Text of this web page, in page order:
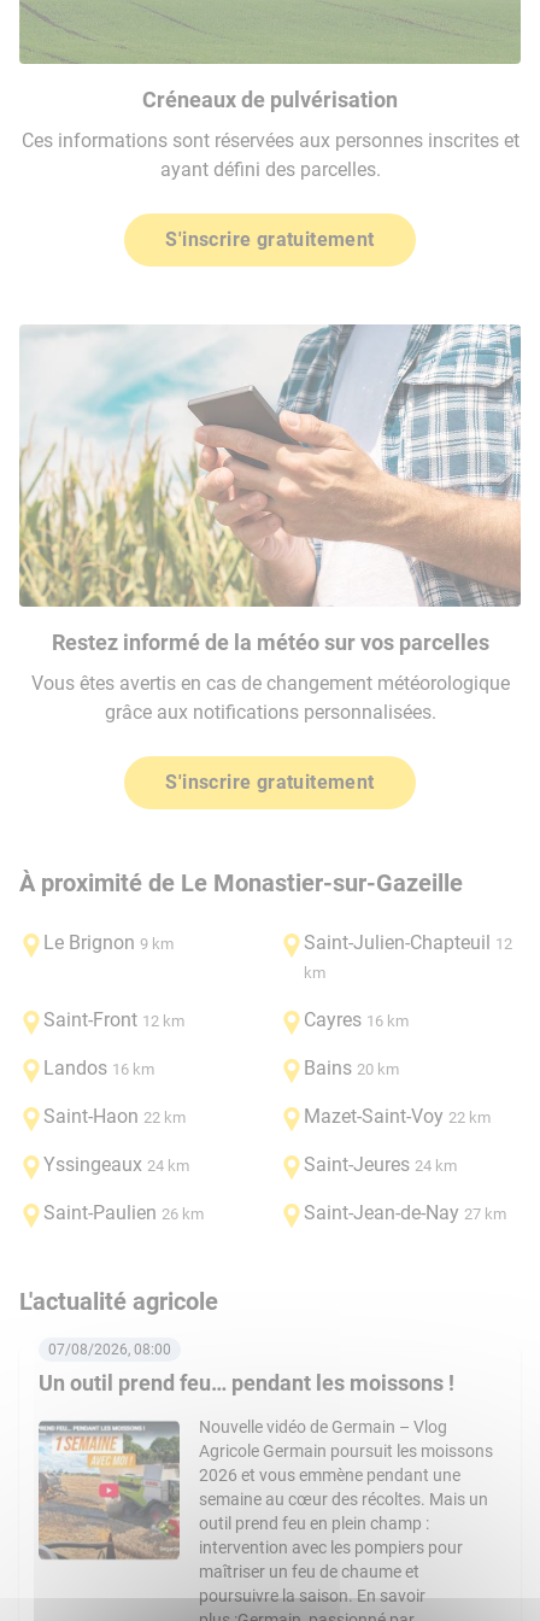
Créneaux de pulvérisation
Ces informations sont réservées aux personnes inscrites et
ayant défini des parcelles.
S'inscrire gratuitement
Restez informé de la météo sur vos parcelles
Vous êtes avertis en cas de changement météorologique
grâce aux notifications personnalisées.
S'inscrire gratuitement
À proximité de Le Monastier-sur-Gazeille
Le Brignon 9 km Saint-Julien-Chapteuil 12
km
Saint-Front 12 km Cayres 16 km
Landos 16 km Bains 20 km
Saint-Haon 22 km Mazet-Saint-Voy 22 km
Yssingeaux 24 km Saint-Jeures 24 km
Saint-Paulien 26 km Saint-Jean-de-Nay 27 km
L'actualité agricole
Un outil prend feu… pendant les moissons !
07/08/2026, 08:00
Nouvelle vidéo de Germain – Vlog
Agricole Germain poursuit les moissons
2026 et vous emmène pendant une
semaine au cœur des récoltes. Mais un
outil prend feu en plein champ :
intervention avec les pompiers pour
maîtriser un feu de chaume et
poursuivre la saison. En savoir